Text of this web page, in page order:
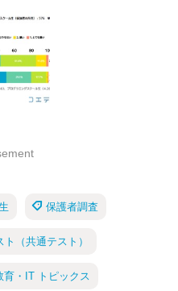
保護者調査
（共通テスト）
育・IT トピックス